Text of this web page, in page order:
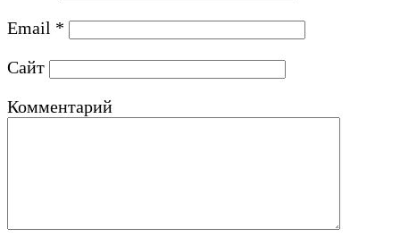
Email *
Сайт
Комментарий